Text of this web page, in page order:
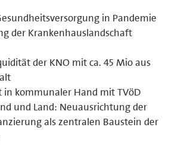
in Pandemie
der Krankenhauslandschaft
der KNO mit ca. 45 Mio aus
in kommunaler Hand mit TVöD
und Land: Neuausrichtung der
als zentralen Baustein der